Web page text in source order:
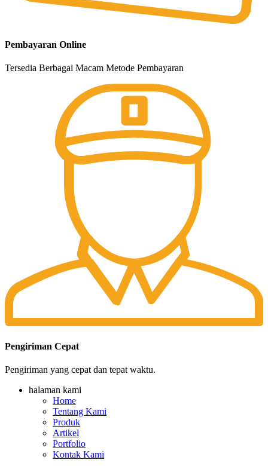
Pembayaran Online
Tersedia Berbagai Macam Metode Pembayaran
Pengiriman Cepat
Pengiriman yang cepat dan tepat waktu.
halaman kami
Home
Tentang Kami
Produk
Artikel
Portfolio
Kontak Kami